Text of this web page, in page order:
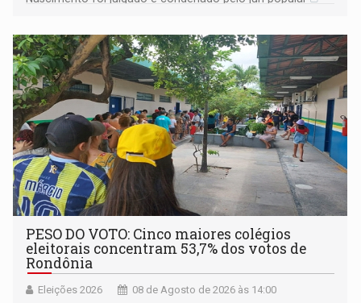
PESO DO VOTO: Cinco maiores colégios
eleitorais concentram 53,7% dos votos de
Rondônia
Eleições 2026 08 de Agosto de 2026 às 14:00